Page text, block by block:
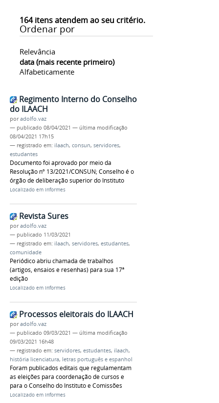
164itens atendem ao seu critério.
Ordenar por
Relevância
data (mais recente primeiro)
Alfabeticamente
Regimento Interno do Conselho
do ILAACH
poradolfo.vaz
— publicado 08/04/2021 — última modificação
08/04/2021 17h15
— registrado em: ilaach, consun, servidores,
estudantes
Documento foi aprovado por meio da
Resolução nº 13/2021/CONSUN; Conselho é o
órgão de deliberação superior do Instituto
Localizado em Informes
Revista Sures
poradolfo.vaz
— publicado 11/03/2021
— registrado em: ilaach, servidores, estudantes,
comunidade
Periódico abriu chamada de trabalhos
(artigos, ensaios e resenhas) para sua 17ª
edição
Localizado em Informes
Processos eleitorais do ILAACH
poradolfo.vaz
— publicado 09/03/2021 — última modificação
09/03/2021 16h48
— registrado em: servidores, estudantes, ilaach,
história licenciatura, letras português e espanhol
Foram publicados editais que regulamentam
as eleições para coordenação de cursos e
para o Conselho do Instituto e Comissões
Localizado em Informes